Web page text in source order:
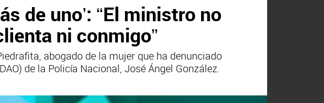
de uno’: “El ministro no
ni conmigo”
abogado de la mujer que ha denunciado
de la Policía Nacional, José Ángel González.